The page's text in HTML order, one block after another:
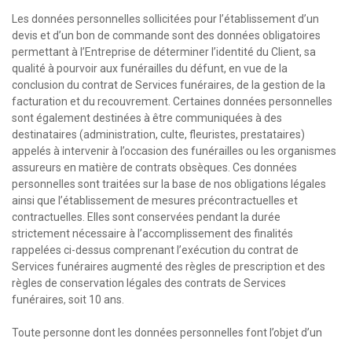
Les données personnelles sollicitées pour l’établissement d’un
devis et d’un bon de commande sont des données obligatoires
permettant à l’Entreprise de déterminer l’identité du Client, sa
qualité à pourvoir aux funérailles du défunt, en vue de la
conclusion du contrat de Services funéraires, de la gestion de la
facturation et du recouvrement. Certaines données personnelles
sont également destinées à être communiquées à des
destinataires (administration, culte, fleuristes, prestataires)
appelés à intervenir à l’occasion des funérailles ou les organismes
assureurs en matière de contrats obsèques. Ces données
personnelles sont traitées sur la base de nos obligations légales
ainsi que l’établissement de mesures précontractuelles et
contractuelles. Elles sont conservées pendant la durée
strictement nécessaire à l’accomplissement des finalités
rappelées ci-dessus comprenant l’exécution du contrat de
Services funéraires augmenté des règles de prescription et des
règles de conservation légales des contrats de Services
funéraires, soit 10 ans.
Toute personne dont les données personnelles font l’objet d’un